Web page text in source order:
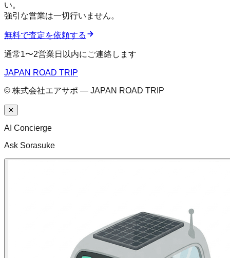
い。
強引な営業は一切行いません。
無料で査定を依頼する
通常1〜2営業日以内にご連絡します
JAPAN ROAD TRIP
© 株式会社エアサポ — JAPAN ROAD TRIP
✕
AI Concierge
Ask Sorasuke